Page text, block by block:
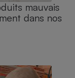
mauvais
dans nos